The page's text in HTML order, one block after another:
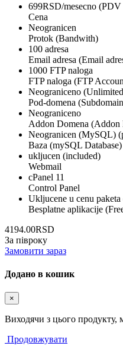
699RSD/mesecno (PDV
Cena
Neogranicen
Protok (Bandwith)
100 adresa
Email adresa (Email
1000 FTP naloga
FTP naloga (FTP
Neograniceno
Pod-domena
Neograniceno
Addon Domena (Addon
Neogranicen (MySQL)
Baza (mySQL Database)
ukljucen (included)
Webmail
cPanel 11
Control Panel
Ukljucene u cenu
Besplatne aplikacije
4194.00RSD
За півроку
Замовити зараз
Додано в кошик
×
Виходячи з цього продукту,
Продовжувати